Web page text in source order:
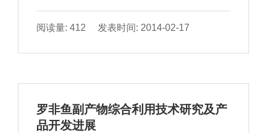
时间对阻尼体黏滞系数&eta;影响不显著，对其
余3个松弛参数影响...
阅读量: 412 发表时间: 2014-02-17
罗非鱼副产物综合利用技术研究及产
品开发进展